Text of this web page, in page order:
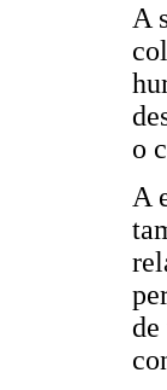
A
o
A